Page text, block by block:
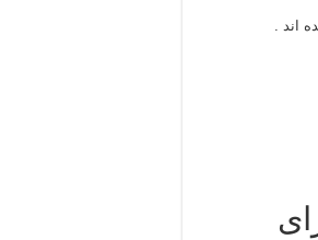
اند .